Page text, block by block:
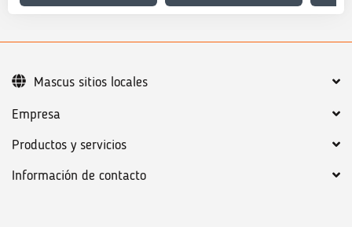
Empresa
Productos y servicios
Información de contacto
Mascus sitios locales